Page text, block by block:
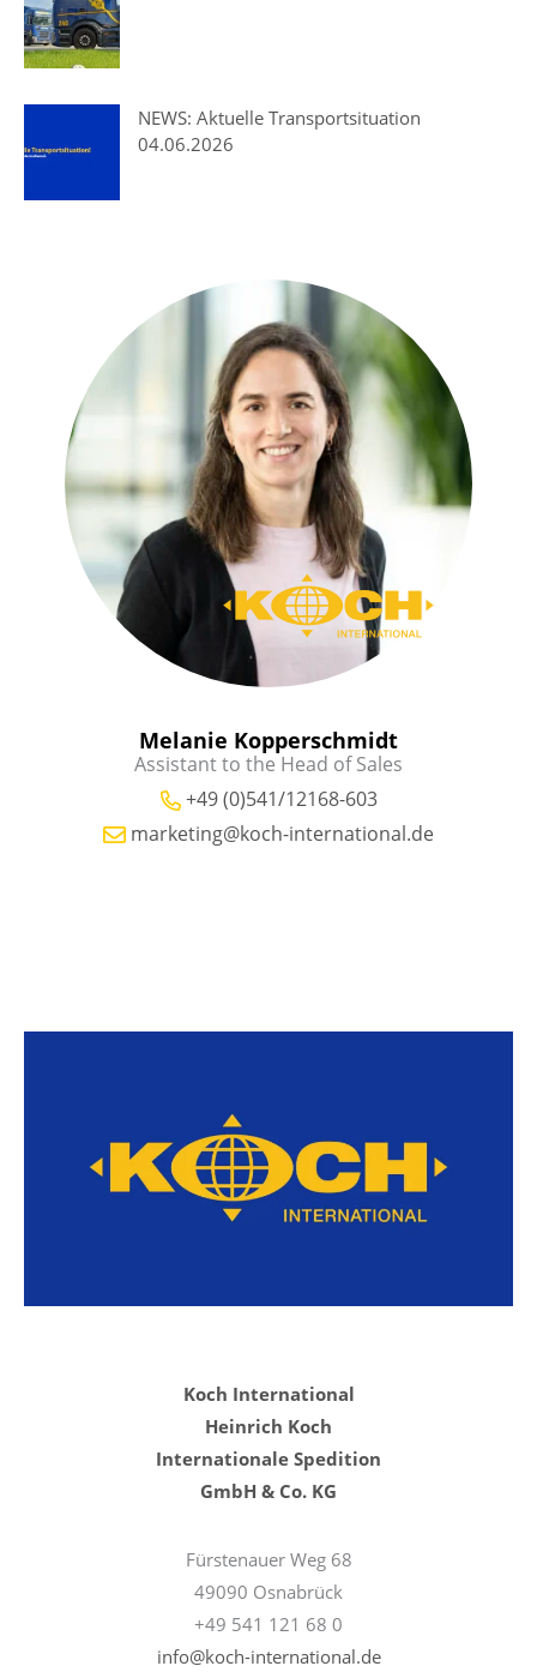
NEWS: Aktuelle Transportsituation
04.06.2026
Melanie Kopperschmidt
Assistant to the Head of Sales
+49 (0)541/12168-603
marketing@koch-international.de
Koch International
Heinrich Koch
Internationale Spedition
GmbH & Co. KG
Fürstenauer Weg 68
49090 Osnabrück
+49 541 121 68 0
info@koch-international.de